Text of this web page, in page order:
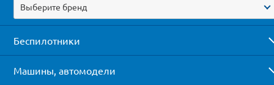
Выберите бренд
Беспилотники
Машины, автомодели